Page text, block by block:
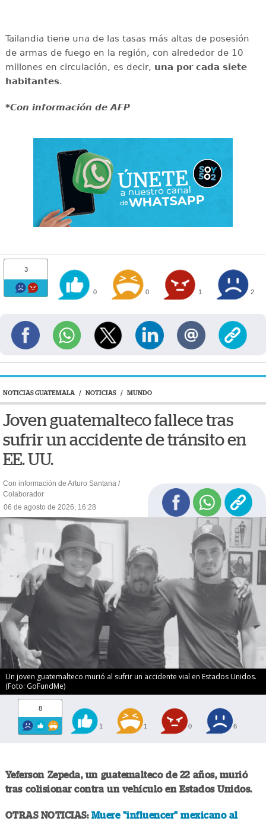
Tailandia tiene una de las tasas más altas de posesión
de armas de fuego en la región, con alrededor de 10
millones en circulación, es decir, una por cada siete
habitantes.
*Con información de AFP
3
0 0 1 2
NOTICIAS GUATEMALA / NOTICIAS / MUNDO
Joven guatemalteco fallece tras
sufrir un accidente de tránsito en
EE. UU.
Con información de Arturo Santana /
Colaborador
06 de agosto de 2026, 16:28
Un joven guatemalteco murió al sufrir un accidente vial en Estados Unidos.
(Foto: GoFundMe)
8
1 1 0 6
Yeferson Zepeda, un guatemalteco de 22 años, murió
tras colisionar contra un vehículo en Estados Unidos.
OTRAS NOTICIAS: Muere "influencer" mexicano al